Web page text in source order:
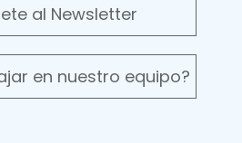
al Newsletter
en nuestro equipo?